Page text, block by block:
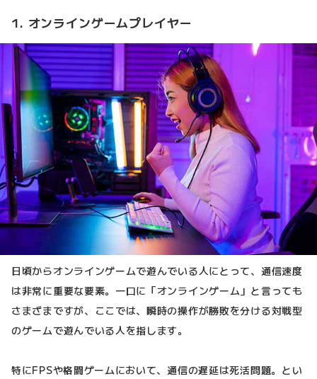
1. オンラインゲームプレイヤー
日頃からオンラインゲームで遊んでいる人にとって、通信速度
は非常に重要な要素。一口に「オンラインゲーム」と言っても
さまざまですが、ここでは、瞬時の操作が勝敗を分ける対戦型
のゲームで遊んでいる人を指します。
特にFPSや格闘ゲームにおいて、通信の遅延は死活問題。とい